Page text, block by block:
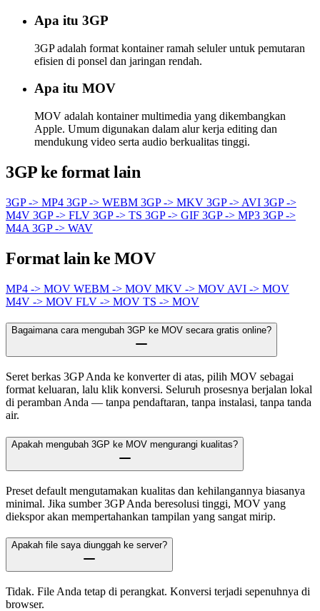
Apa itu 3GP
3GP adalah format kontainer ramah seluler untuk pemutaran
efisien di ponsel dan jaringan rendah.
Apa itu MOV
MOV adalah kontainer multimedia yang dikembangkan
Apple. Umum digunakan dalam alur kerja editing dan
mendukung video serta audio berkualitas tinggi.
3GP ke format lain
3GP -> MP4 3GP -> WEBM 3GP -> MKV 3GP -> AVI 3GP ->
M4V 3GP -> FLV 3GP -> TS 3GP -> GIF 3GP -> MP3 3GP ->
M4A 3GP -> WAV
Format lain ke MOV
MP4 -> MOV WEBM -> MOV MKV -> MOV AVI -> MOV
M4V -> MOV FLV -> MOV TS -> MOV
Bagaimana cara mengubah 3GP ke MOV secara gratis online?
Seret berkas 3GP Anda ke konverter di atas, pilih MOV sebagai
format keluaran, lalu klik konversi. Seluruh prosesnya berjalan lokal
di peramban Anda — tanpa pendaftaran, tanpa instalasi, tanpa tanda
air.
Apakah mengubah 3GP ke MOV mengurangi kualitas?
Preset default mengutamakan kualitas dan kehilangannya biasanya
minimal. Jika sumber 3GP Anda beresolusi tinggi, MOV yang
diekspor akan mempertahankan tampilan yang sangat mirip.
Apakah file saya diunggah ke server?
Tidak. File Anda tetap di perangkat. Konversi terjadi sepenuhnya di
browser.